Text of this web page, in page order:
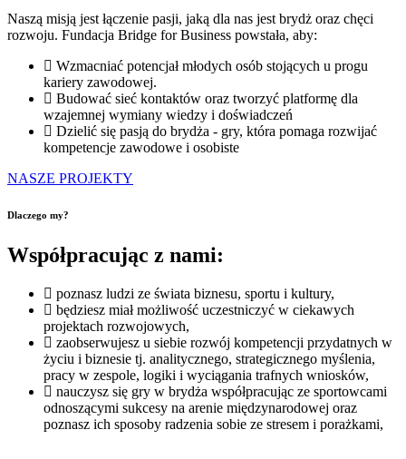
Naszą misją jest łączenie pasji, jaką dla nas jest brydż oraz chęci
rozwoju. Fundacja Bridge for Business powstała, aby:
Wzmacniać potencjał młodych osób stojących u progu
kariery zawodowej.
Budować sieć kontaktów oraz tworzyć platformę dla
wzajemnej wymiany wiedzy i doświadczeń
Dzielić się pasją do brydża - gry, która pomaga rozwijać
kompetencje zawodowe i osobiste
NASZE PROJEKTY
Dlaczego my?
Współpracując z nami:
poznasz ludzi ze świata biznesu, sportu i kultury,
będziesz miał możliwość uczestniczyć w ciekawych
projektach rozwojowych,
zaobserwujesz u siebie rozwój kompetencji przydatnych w
życiu i biznesie tj. analitycznego, strategicznego myślenia,
pracy w zespole, logiki i wyciągania trafnych wniosków,
nauczysz się gry w brydża współpracując ze sportowcami
odnoszącymi sukcesy na arenie międzynarodowej oraz
poznasz ich sposoby radzenia sobie ze stresem i porażkami,